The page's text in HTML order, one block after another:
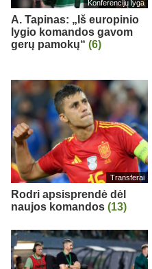
Konferencijų lyga
A. Tapinas: „Iš europinio
lygio komandos gavom
gerų pamokų“ (6)
Transferai
Rodri apsisprendė dėl
naujos komandos (13)